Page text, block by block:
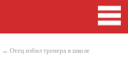
→ Отец избил тренера в школе